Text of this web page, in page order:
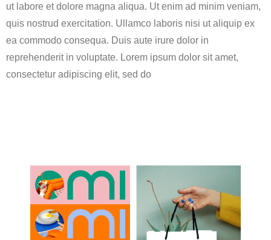
ut labore et dolore magna aliqua. Ut enim ad minim veniam,
quis nostrud exercitation. Ullamco laboris nisi ut aliquip ex
ea commodo consequa. Duis aute irure dolor in
reprehenderit in voluptate. Lorem ipsum dolor sit amet,
consectetur adipiscing elit, sed do